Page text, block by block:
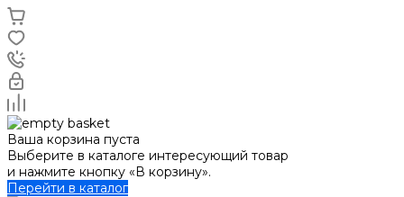
Ваша корзина пуста
Выберите в каталоге интересующий товар
и нажмите кнопку «В корзину».
Перейти в каталог